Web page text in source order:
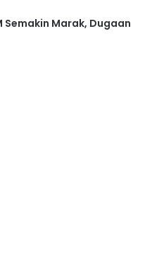
Semakin Marak, Dugaan